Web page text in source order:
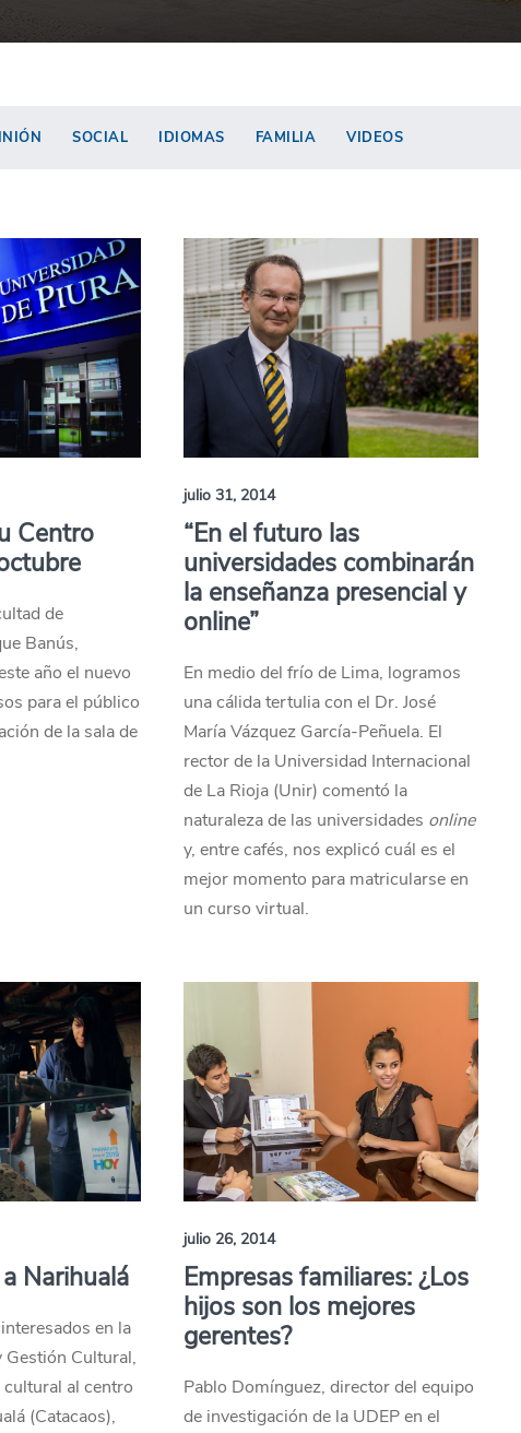
SOCIAL IDIOMAS FAMILIA VIDEOS
Centro
de
Banús,
año el nuevo
para el público
de la sala de
julio 31, 2014
“En el futuro las
universidades combinarán
la enseñanza presencial y
online”
En medio del frío de Lima, logramos
una cálida tertulia con el Dr. José
María Vázquez García-Peñuela. El
rector de la Universidad Internacional
de La Rioja (Unir) comentó la
naturaleza de las universidades online
y, entre cafés, nos explicó cuál es el
mejor momento para matricularse en
un curso virtual.
Narihualá
en la
Cultural,
al centro
(Catacaos),
julio 26, 2014
Empresas familiares: ¿Los
hijos son los mejores
gerentes?
Pablo Domínguez, director del equipo
de investigación de la UDEP en el